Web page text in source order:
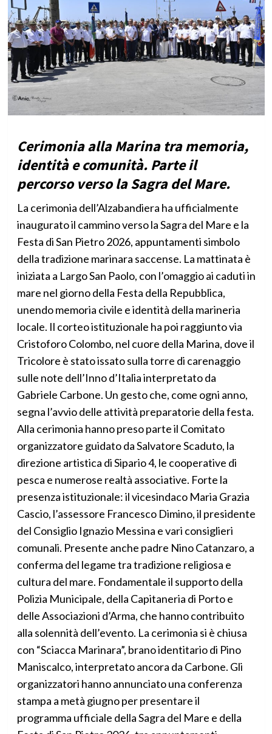
Cerimonia alla Marina tra memoria,
identità e comunità. Parte il
percorso verso la Sagra del Mare.
La cerimonia dell’Alzabandiera ha ufficialmente
inaugurato il cammino verso la Sagra del Mare e la
Festa di San Pietro 2026, appuntamenti simbolo
della tradizione marinara saccense. La mattinata è
iniziata a Largo San Paolo, con l’omaggio ai caduti in
mare nel giorno della Festa della Repubblica,
unendo memoria civile e identità della marineria
locale. Il corteo istituzionale ha poi raggiunto via
Cristoforo Colombo, nel cuore della Marina, dove il
Tricolore è stato issato sulla torre di carenaggio
sulle note dell’Inno d’Italia interpretato da
Gabriele Carbone. Un gesto che, come ogni anno,
segna l’avvio delle attività preparatorie della festa.
Alla cerimonia hanno preso parte il Comitato
organizzatore guidato da Salvatore Scaduto, la
direzione artistica di Sipario 4, le cooperative di
pesca e numerose realtà associative. Forte la
presenza istituzionale: il vicesindaco Maria Grazia
Cascio, l’assessore Francesco Dimino, il presidente
del Consiglio Ignazio Messina e vari consiglieri
comunali. Presente anche padre Nino Catanzaro, a
conferma del legame tra tradizione religiosa e
cultura del mare. Fondamentale il supporto della
Polizia Municipale, della Capitaneria di Porto e
delle Associazioni d’Arma, che hanno contribuito
alla solennità dell’evento. La cerimonia si è chiusa
con “Sciacca Marinara”, brano identitario di Pino
Maniscalco, interpretato ancora da Carbone. Gli
organizzatori hanno annunciato una conferenza
stampa a metà giugno per presentare il
programma ufficiale della Sagra del Mare e della